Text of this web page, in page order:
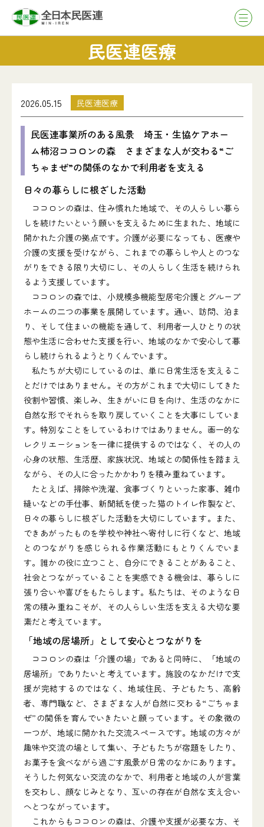
民医連医療
2026.05.15 民医連医療
民医連事業所のある風景 埼玉・生協ケアホー
ム柿沼ココロンの森 さまざまな人が交わる“ご
ちゃまぜ”の関係のなかで利用者を支える
日々の暮らしに根ざした活動
ココロンの森は、住み慣れた地域で、その人らしい暮ら
しを続けたいという願いを支えるために生まれた、地域に
開かれた介護の拠点です。介護が必要になっても、医療や
介護の支援を受けながら、これまでの暮らしや人とのつな
がりをできる限り大切にし、その人らしく生活を続けられ
るよう支援しています。
ココロンの森では、小規模多機能型居宅介護とグループ
ホームの二つの事業を展開しています。通い、訪問、泊ま
り、そして住まいの機能を通して、利用者一人ひとりの状
態や生活に合わせた支援を行い、地域のなかで安心して暮
らし続けられるようとりくんでいます。
私たちが大切にしているのは、単に日常生活を支えるこ
とだけではありません。その方がこれまで大切にしてきた
役割や習慣、楽しみ、生きがいに目を向け、生活のなかに
自然な形でそれらを取り戻していくことを大事にしていま
す。特別なことをしているわけではありません。画一的な
レクリエーションを一律に提供するのではなく、その人の
心身の状態、生活歴、家族状況、地域との関係性を踏まえ
ながら、その人に合ったかかわりを積み重ねています。
たとえば、掃除や洗濯、食事づくりといった家事、雑巾
縫いなどの手仕事、新聞紙を使った猫のトイレ作製など、
日々の暮らしに根ざした活動を大切にしています。また、
できあがったものを学校や神社へ寄付しに行くなど、地域
とのつながりを感じられる作業活動にもとりくんでいま
す。誰かの役に立つこと、自分にできることがあること、
社会とつながっていることを実感できる機会は、暮らしに
張り合いや喜びをもたらします。私たちは、そのような日
常の積み重ねこそが、その人らしい生活を支える大切な要
素だと考えています。
「地域の居場所」として安心とつながりを
ココロンの森は「介護の場」であると同時に、「地域の
居場所」でありたいと考えています。施設のなかだけで支
援が完結するのではなく、地域住民、子どもたち、高齢
者、専門職など、さまざまな人が自然に交わる“ごちゃま
ぜ”の関係を育んでいきたいと願っています。その象徴の
一つが、地域に開かれた交流スペースです。地域の方々が
趣味や交流の場として集い、子どもたちが宿題をしたり、
お菓子を食べながら過ごす風景が日常のなかにあります。
そうした何気ない交流のなかで、利用者と地域の人が言葉
を交わし、顔なじみとなり、互いの存在が自然な支え合い
へとつながっています。
これからもココロンの森は、介護や支援が必要な方、そ